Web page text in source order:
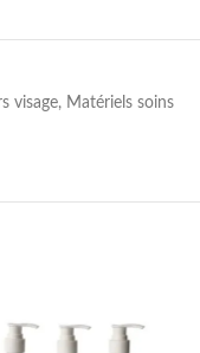
visage, Matériels soins